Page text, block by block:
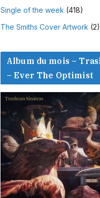
Single of the week (418)
The Smiths Cover Artwork (2)
Album du mois –
– Ever The Optimist